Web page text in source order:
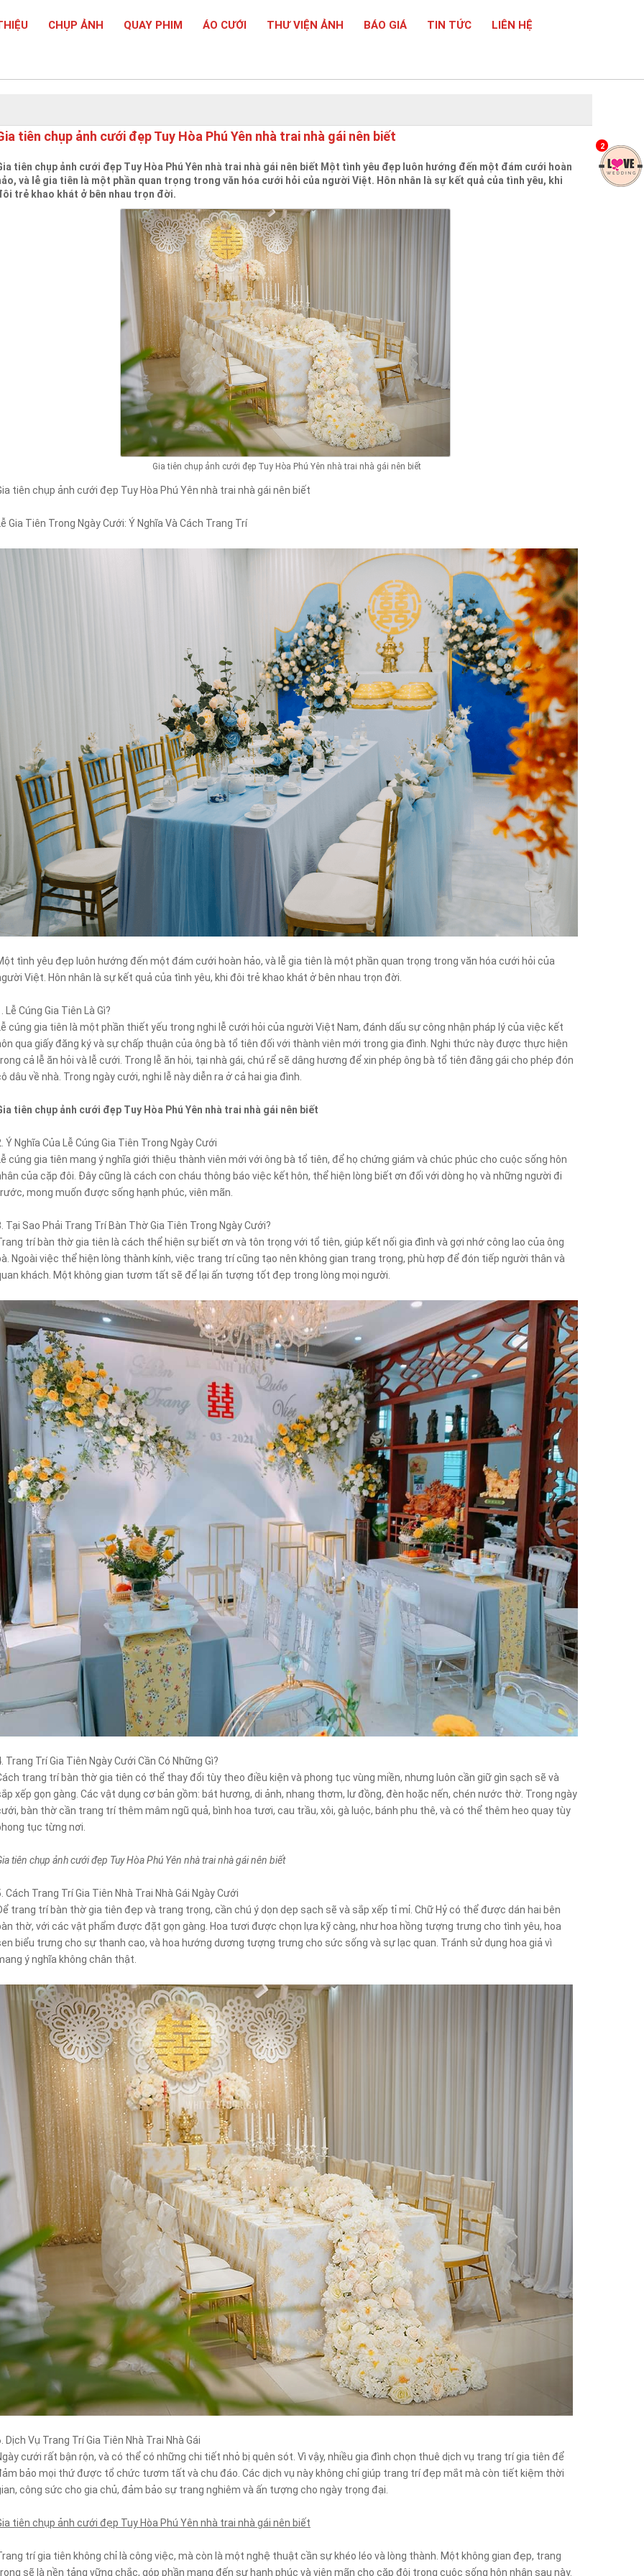
CHỤP ẢNH QUAY PHIM ÁO CƯỚI THƯ VIỆN ẢNH BÁO GIÁ TIN TỨC LIÊN HỆ
tiên chụp ảnh cưới đẹp Tuy Hòa Phú Yên nhà trai nhà gái nên biết
tiên chụp ảnh cưới đẹp Tuy Hòa Phú Yên nhà trai nhà gái nên biết Một tình yêu đẹp luôn hướng đến một đám cưới hoàn
và lễ gia tiên là một phần quan trọng trong văn hóa cưới hỏi của người Việt. Hôn nhân là sự kết quả của tình yêu, khi
trẻ khao khát ở bên nhau trọn đời.
Gia tiên chụp ảnh cưới đẹp Tuy Hòa Phú Yên nhà trai nhà gái nên biết
tiên chụp ảnh cưới đẹp Tuy Hòa Phú Yên nhà trai nhà gái nên biết
Gia Tiên Trong Ngày Cưới: Ý Nghĩa Và Cách Trang Trí
tình yêu đẹp luôn hướng đến một đám cưới hoàn hảo, và lễ gia tiên là một phần quan trọng trong văn hóa cưới hỏi của
Việt. Hôn nhân là sự kết quả của tình yêu, khi đôi trẻ khao khát ở bên nhau trọn đời.
Lễ Cúng Gia Tiên Là Gì?
cúng gia tiên là một phần thiết yếu trong nghi lễ cưới hỏi của người Việt Nam, đánh dấu sự công nhận pháp lý của việc kết
qua giấy đăng ký và sự chấp thuận của ông bà tổ tiên đối với thành viên mới trong gia đình. Nghi thức này được thực hiện
cả lễ ăn hỏi và lễ cưới. Trong lễ ăn hỏi, tại nhà gái, chú rể sẽ dâng hương để xin phép ông bà tổ tiên đằng gái cho phép đón
dâu về nhà. Trong ngày cưới, nghi lễ này diễn ra ở cả hai gia đình.
tiên chụp ảnh cưới đẹp Tuy Hòa Phú Yên nhà trai nhà gái nên biết
Ý Nghĩa Của Lễ Cúng Gia Tiên Trong Ngày Cưới
cúng gia tiên mang ý nghĩa giới thiệu thành viên mới với ông bà tổ tiên, để họ chứng giám và chúc phúc cho cuộc sống hôn
của cặp đôi. Đây cũng là cách con cháu thông báo việc kết hôn, thể hiện lòng biết ơn đối với dòng họ và những người đi
mong muốn được sống hạnh phúc, viên mãn.
Tại Sao Phải Trang Trí Bàn Thờ Gia Tiên Trong Ngày Cưới?
trí bàn thờ gia tiên là cách thể hiện sự biết ơn và tôn trọng với tổ tiên, giúp kết nối gia đình và gợi nhớ công lao của ông
Ngoài việc thể hiện lòng thành kính, việc trang trí cũng tạo nên không gian trang trọng, phù hợp để đón tiếp người thân và
khách. Một không gian tươm tất sẽ để lại ấn tượng tốt đẹp trong lòng mọi người.
Trang Trí Gia Tiên Ngày Cưới Cần Có Những Gì?
trang trí bàn thờ gia tiên có thể thay đổi tùy theo điều kiện và phong tục vùng miền, nhưng luôn cần giữ gìn sạch sẽ và
xếp gọn gàng. Các vật dụng cơ bản gồm: bát hương, di ảnh, nhang thơm, lư đồng, đèn hoặc nến, chén nước thờ. Trong ngày
bàn thờ cần trang trí thêm mâm ngũ quả, bình hoa tươi, cau trầu, xôi, gà luộc, bánh phu thê, và có thể thêm heo quay tùy
tục từng nơi.
tiên chụp ảnh cưới đẹp Tuy Hòa Phú Yên nhà trai nhà gái nên biết
Cách Trang Trí Gia Tiên Nhà Trai Nhà Gái Ngày Cưới
trang trí bàn thờ gia tiên đẹp và trang trọng, cần chú ý dọn dẹp sạch sẽ và sắp xếp tỉ mỉ. Chữ Hỷ có thể được dán hai bên
thờ, với các vật phẩm được đặt gọn gàng. Hoa tươi được chọn lựa kỹ càng, như hoa hồng tượng trưng cho tình yêu, hoa
biểu trưng cho sự thanh cao, và hoa hướng dương tượng trưng cho sức sống và sự lạc quan. Tránh sử dụng hoa giả vì
ý nghĩa không chân thật.
Dịch Vụ Trang Trí Gia Tiên Nhà Trai Nhà Gái
cưới rất bận rộn, và có thể có những chi tiết nhỏ bị quên sót. Vì vậy, nhiều gia đình chọn thuê dịch vụ trang trí gia tiên để
bảo mọi thứ được tổ chức tươm tất và chu đáo. Các dịch vụ này không chỉ giúp trang trí đẹp mắt mà còn tiết kiệm thời
công sức cho gia chủ, đảm bảo sự trang nghiêm và ấn tượng cho ngày trọng đại.
tiên chụp ảnh cưới đẹp Tuy Hòa Phú Yên nhà trai nhà gái nên biết
trí gia tiên không chỉ là công việc, mà còn là một nghệ thuật cần sự khéo léo và lòng thành. Một không gian đẹp, trang
sẽ là nền tảng vững chắc, góp phần mang đến sự hạnh phúc và viên mãn cho cặp đôi trong cuộc sống hôn nhân sau này.
2